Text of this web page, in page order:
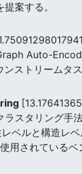
案する。
Auto-
ストリームタ
スタリング手
ベルと構造レ
用されている